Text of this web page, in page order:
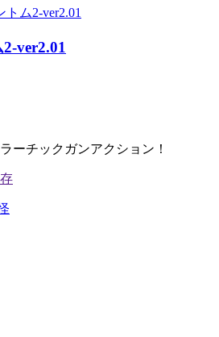
ver2.01
ーチックガンアクション！